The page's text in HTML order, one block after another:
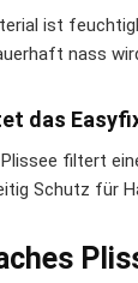
ist
nass
das
filtert
Schutz für